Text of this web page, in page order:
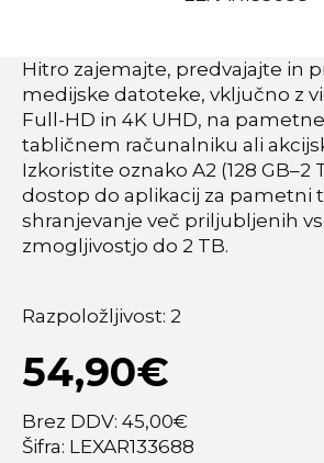
Hitro zajemajte, predvajajte in
medijske datoteke, vključno z
Full-HD in 4K UHD, na
tabličnem računalniku ali
Izkoristite oznako A2 (128 GB–2
dostop do aplikacij za pametni
shranjevanje več priljubljenih
zmogljivostjo do 2 TB.
Razpoložljivost: 2
54,90€
Brez DDV: 45,00€
Šifra: LEXAR133688